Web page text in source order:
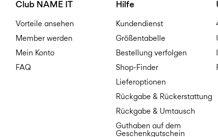
Club NAME IT
Vorteile ansehen
Member werden
Mein Konto
FAQ
Hilfe
Kundendienst
Größentabelle
Bestellung verfolgen
Shop-Finder
Lieferoptionen
Rückgabe & Rückerstattung
Rückgabe & Umtausch
Guthaben auf dem
Geschenkgutschein